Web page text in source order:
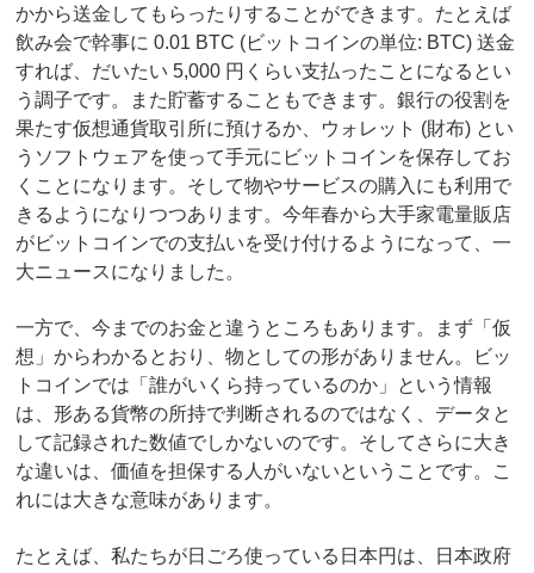
かから送金してもらったりすることができます。たとえば
飲み会で幹事に 0.01 BTC (ビットコインの単位: BTC) 送金
すれば、だいたい 5,000 円くらい支払ったことになるとい
う調子です。また貯蓄することもできます。銀行の役割を
果たす仮想通貨取引所に預けるか、ウォレット (財布) とい
うソフトウェアを使って手元にビットコインを保存してお
くことになります。そして物やサービスの購入にも利用で
きるようになりつつあります。今年春から大手家電量販店
がビットコインでの支払いを受け付けるようになって、一
大ニュースになりました。
一方で、今までのお金と違うところもあります。まず「仮
想」からわかるとおり、物としての形がありません。ビッ
トコインでは「誰がいくら持っているのか」という情報
は、形ある貨幣の所持で判断されるのではなく、データと
して記録された数値でしかないのです。そしてさらに大き
な違いは、価値を担保する人がいないということです。こ
れには大きな意味があります。
たとえば、私たちが日ごろ使っている日本円は、日本政府